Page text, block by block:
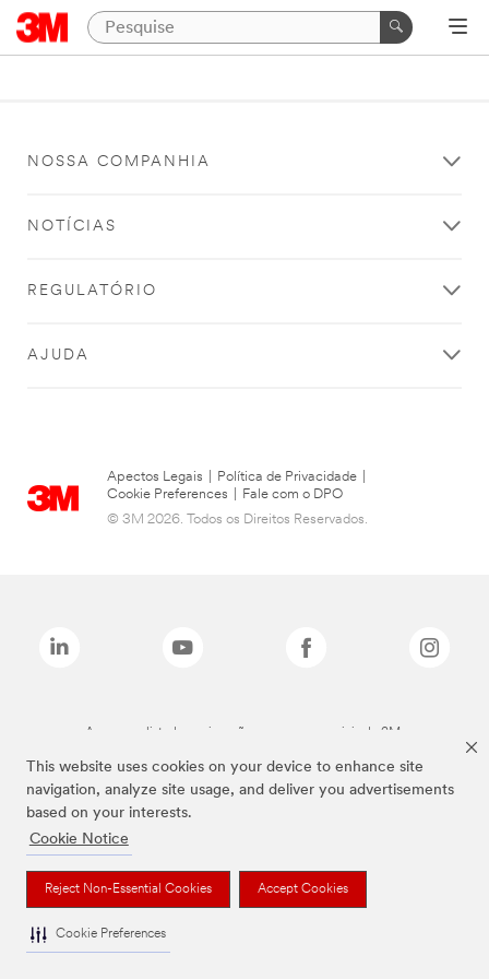
This website uses cookies on your device to enhance site
navigation, analyze site usage, and deliver you advertisements
based on your interests.
Cookie Notice
Reject Non-Essential Cookies Accept Cookies
Cookie Preferences
NOSSA COMPANHIA
NOTÍCIAS
REGULATÓRIO
AJUDA
Apectos Legais Política de Privacidade
Cookie Preferences
Fale com o DPO
© 3M 2026. Todos os Direitos Reservados.
As marcas listadas a cima são marcas comerciais da 3M.